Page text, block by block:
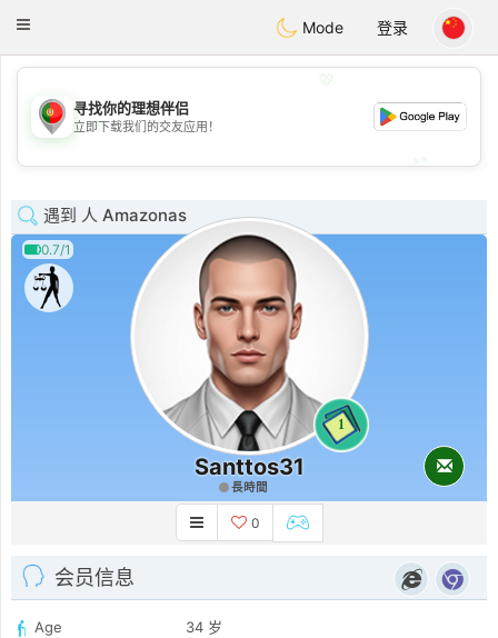
Portugues
Toggle
Mode 登录
💖
💕
寻找你的理想伴侣
立即下载我们的交友应用！
遇到 人 Amazonas
0.7/1
1
Santtos31
長時間
0
会员信息
Age
34 岁